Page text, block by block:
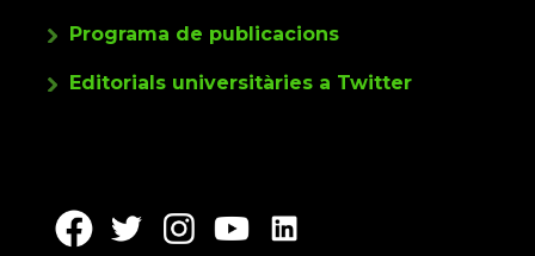
Programa de publicacions
Editorials universitàries a Twitter